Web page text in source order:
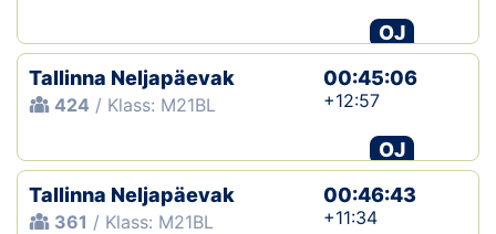
OJ
Tallinna Neljapäevak
424 / Klass: M21BL
00:45:06
+12:57
OJ
Tallinna Neljapäevak
361 / Klass: M21BL
00:46:43
+11:34